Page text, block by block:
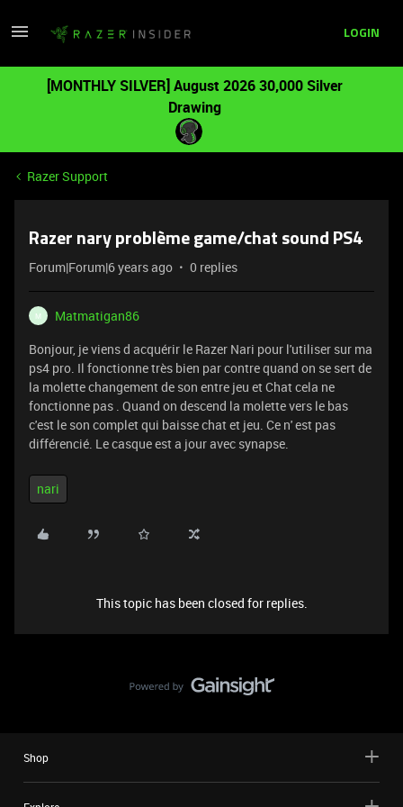
LOGIN
[MONTHLY SILVER] August 2026 30,000 Silver
Drawing
Razer Support
Razer nary problème game/chat sound PS4
Forum|Forum|6 years ago 0 replies
M
Matmatigan86
Bonjour, je viens d acquérir le Razer Nari pour l'utiliser sur ma
ps4 pro. Il fonctionne très bien par contre quand on se sert de
la molette changement de son entre jeu et Chat cela ne
fonctionne pas . Quand on descend la molette vers le bas
c'est le son complet qui baisse chat et jeu. Ce n' est pas
différencié. Le casque est a jour avec synapse.
nari
This topic has been closed for replies.
Shop